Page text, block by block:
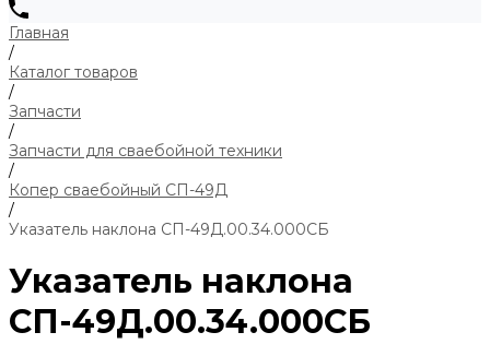
Главная
/
Каталог товаров
/
Запчасти
/
Запчасти для сваебойной техники
/
Копер сваебойный СП-49Д
/
Указатель наклона СП-49Д.00.34.000СБ
Указатель наклона
СП-49Д.00.34.000СБ